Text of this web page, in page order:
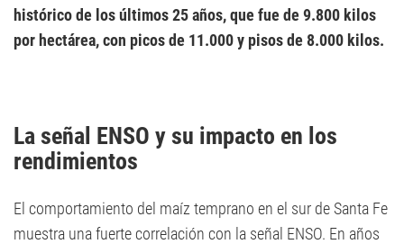
histórico de los últimos 25 años, que fue de 9.800 kilos
por hectárea, con picos de 11.000 y pisos de 8.000 kilos.
La señal ENSO y su impacto en los
rendimientos
El comportamiento del maíz temprano en el sur de Santa Fe
muestra una fuerte correlación con la señal ENSO. En años